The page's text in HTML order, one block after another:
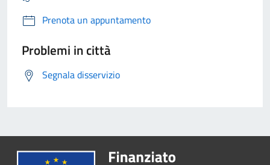
Prenota un appuntamento
Problemi in città
Segnala disservizio